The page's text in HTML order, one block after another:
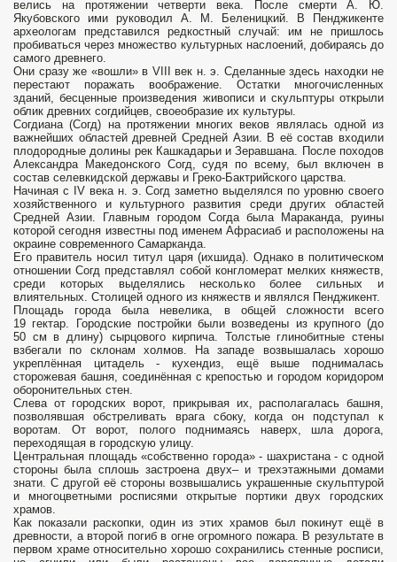
велись на протяжении четверти века. После смерти А. Ю.
Якубовского ими руководил А. М. Беленицкий. В Пенджикенте
археологам представился редкостный случай: им не пришлось
пробиваться через множество культурных наслоений, добираясь до
самого древнего.
Они сразу же «вошли» в VIII век н. э. Сделанные здесь находки не
перестают поражать воображение. Остатки многочисленных
зданий, бесценные произведения живописи и скульптуры открыли
облик древних согдийцев, своеобразие их культуры.
Согдиана (Согд) на протяжении многих веков являлась одной из
важнейших областей древней Средней Азии. В её состав входили
плодородные долины рек Кашкадарьи и Зеравшана. После походов
Александра Македонского Согд, судя по всему, был включен в
состав селевкидской державы и Греко-Бактрийского царства.
Начиная с IV века н. э. Согд заметно выделялся по уровню своего
хозяйственного и культурного развития среди других областей
Средней Азии. Главным городом Согда была Мараканда, руины
которой сегодня известны под именем Афрасиаб и расположены на
окраине современного Самарканда.
Его правитель носил титул царя (ихшида). Однако в политическом
отношении Согд представлял собой конгломерат мелких княжеств,
среди которых выделялись несколько более сильных и
влиятельных. Столицей одного из княжеств и являлся Пенджикент.
Площадь города была невелика, в общей сложности всего
19 гектар. Городские постройки были возведены из крупного (до
50 см в длину) сырцового кирпича. Толстые глинобитные стены
взбегали по склонам холмов. На западе возвышалась хорошо
укреплённая цитадель - кухендиз, ещё выше поднималась
сторожевая башня, соединённая с крепостью и городом коридором
оборонительных стен.
Слева от городских ворот, прикрывая их, располагалась башня,
позволявшая обстреливать врага сбоку, когда он подступал к
воротам. От ворот, полого поднимаясь наверх, шла дорога,
переходящая в городскую улицу.
Центральная площадь «собственно города» - шахристана - с одной
стороны была сплошь застроена двух– и трехэтажными домами
знати. С другой её стороны возвышались украшенные скульптурой
и многоцветными росписями открытые портики двух городских
храмов.
Как показали раскопки, один из этих храмов был покинут ещё в
древности, а второй погиб в огне огромного пожара. В результате в
первом храме относительно хорошо сохранились стенные росписи,